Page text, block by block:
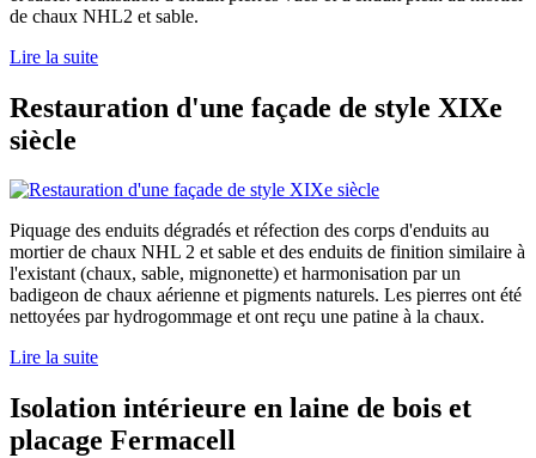
de chaux NHL2 et sable.
Lire la suite
Restauration d'une façade de style XIXe
siècle
Piquage des enduits dégradés et réfection des corps d'enduits au
mortier de chaux NHL 2 et sable et des enduits de finition similaire à
l'existant (chaux, sable, mignonette) et harmonisation par un
badigeon de chaux aérienne et pigments naturels. Les pierres ont été
nettoyées par hydrogommage et ont reçu une patine à la chaux.
Lire la suite
Isolation intérieure en laine de bois et
placage Fermacell